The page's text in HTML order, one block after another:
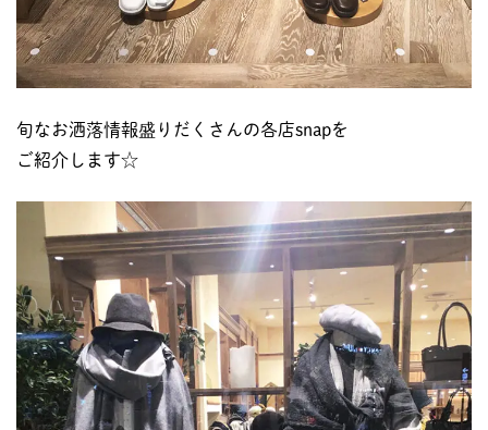
旬なお洒落情報盛りだくさんの各店snapを
ご紹介します☆